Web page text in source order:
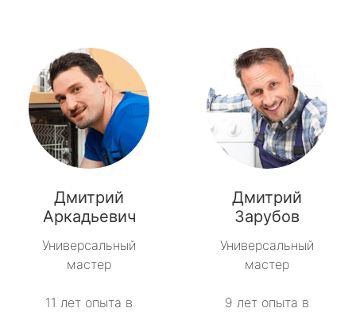
Дмитрий
Аркадьевич
Универсальный
мастер
11 лет опыта в
Дмитрий
Зарубов
Универсальный
мастер
9 лет опыта в